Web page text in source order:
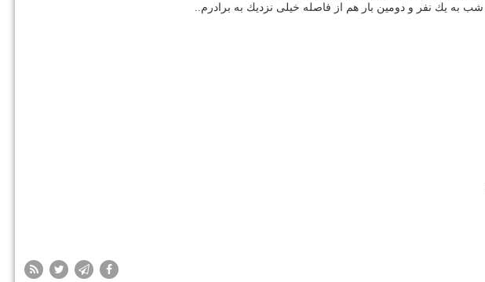
به یك نفر و دومین بار هم از فاصله خیلی نزدیك به برادرم..